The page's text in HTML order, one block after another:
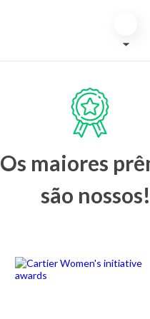
Os maiores
são nossos!